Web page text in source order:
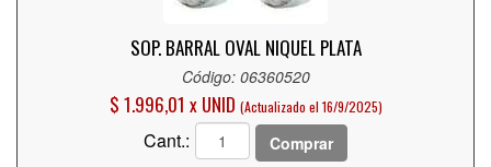
SOP. BARRAL OVAL NIQUEL PLATA
Código: 06360520
$ 1.996,01 x UNID (Actualizado el 16/9/2025)
Cant.: Comprar